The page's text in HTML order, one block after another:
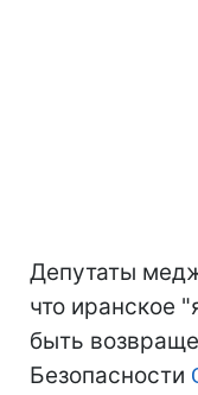
Депутаты
что иранское
быть
Безопасности